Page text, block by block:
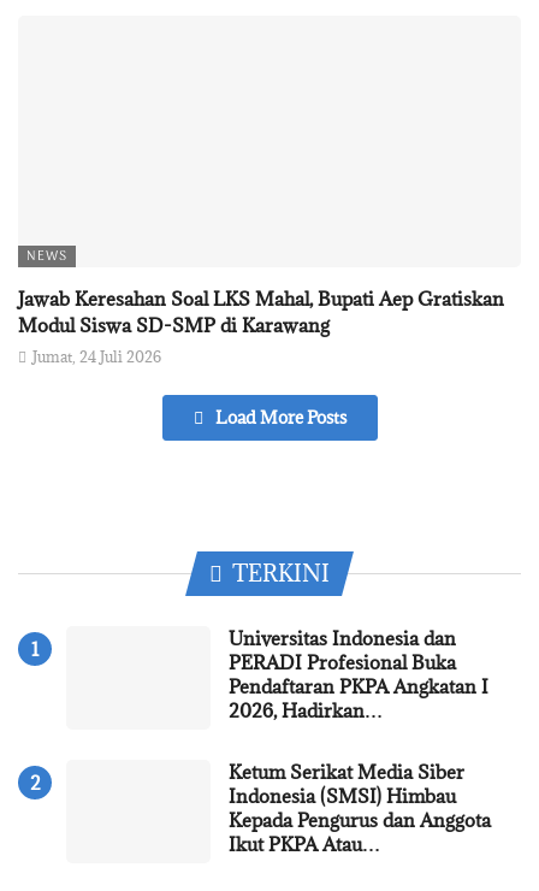
NEWS
Jawab Keresahan Soal LKS Mahal, Bupati Aep Gratiskan
Modul Siswa SD-SMP di Karawang
Jumat, 24 Juli 2026
Load More Posts
TERKINI
Universitas Indonesia dan
PERADI Profesional Buka
Pendaftaran PKPA Angkatan I
2026, Hadirkan…
Ketum Serikat Media Siber
Indonesia (SMSI) Himbau
Kepada Pengurus dan Anggota
Ikut PKPA Atau…